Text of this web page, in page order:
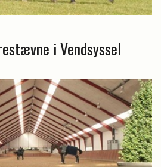
i Vendsyssel